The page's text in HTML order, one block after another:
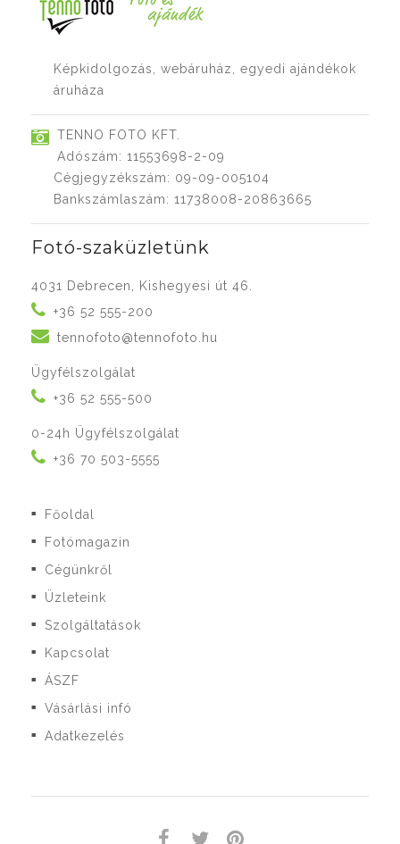
Képkidolgozás, webáruház, egyedi ajándékok
áruháza
TENNO FOTO KFT.
Adószám: 11553698-2-09
Cégjegyzékszám: 09-09-005104
Bankszámlaszám: 11738008-20863665
Fotó-szaküzletünk
4031 Debrecen, Kishegyesi út 46.
+36 52 555-200
tennofoto@tennofoto.hu
Ügyfélszolgálat
+36 52 555-500
0-24h Ügyfélszolgálat
+36 70 503-5555
■ Főoldal
■ Fotómagazin
■ Cégünkről
■ Üzleteink
■ Szolgáltatások
■ Kapcsolat
■ ÁSZF
■ Vásárlási infó
■ Adatkezelés